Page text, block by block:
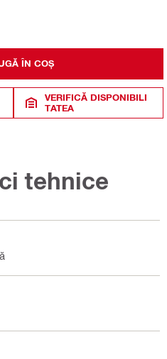
ÎN COȘ
VERIFICĂ DISPONIBILI
TATEA
tehnice